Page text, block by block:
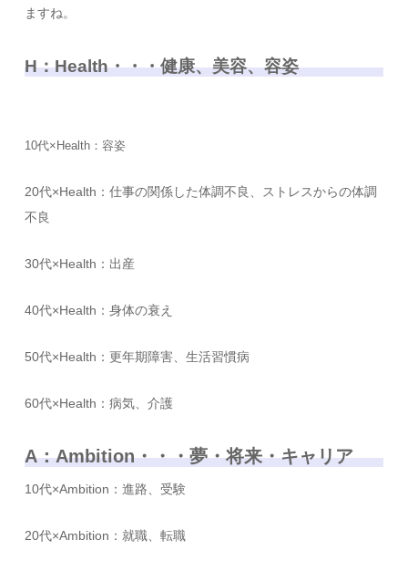
ますね。
H：Health・・・健康、美容、容姿
10代×Health：容姿
20代×Health：仕事の関係した体調不良、ストレスからの体調
不良
30代×Health：出産
40代×Health：身体の衰え
50代×Health：更年期障害、生活習慣病
60代×Health：病気、介護
A：Ambition・・・夢・将来・キャリア
10代×Ambition：進路、受験
20代×Ambition：就職、転職